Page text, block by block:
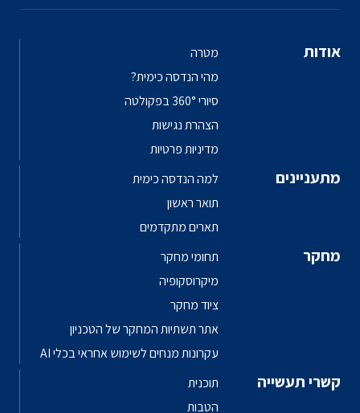
אודות
מטרה
מהי הנדסה כימית?
סיורי 360° בפקולטה
הצהרת נגישות
מדיניות פרטיות
מתעניינים
למה הנדסה כימית
תואר ראשון
תארים מתקדמים
מחקר
תחומי מחקר
מיקרוסקופיה
ציוד מחקר
אתר תשתיות המחקר של הטכניון
עקרונות מנחים לשימוש אחראי בכלי AI
קשרי תעשייה
תוכנית
הטבות